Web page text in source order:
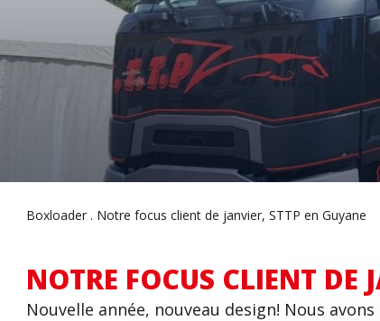
Boxloader Notre focus client de janvier, STTP en Guyane
NOTRE FOCUS CLIENT DE
Nouvelle année, nouveau design! Nous